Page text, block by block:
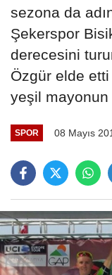
sezona da
Şekerspor
derecesini
Özgür elde
yeşil
SPOR 08 Mayıs